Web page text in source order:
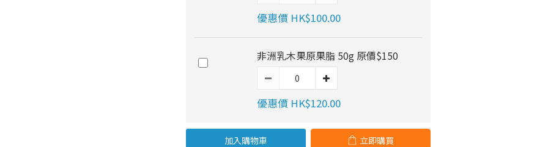
優惠價 HK$100.00
非洲乳木果原果脂 50g 原價$150
優惠價 HK$120.00
加入購物車 立即購買